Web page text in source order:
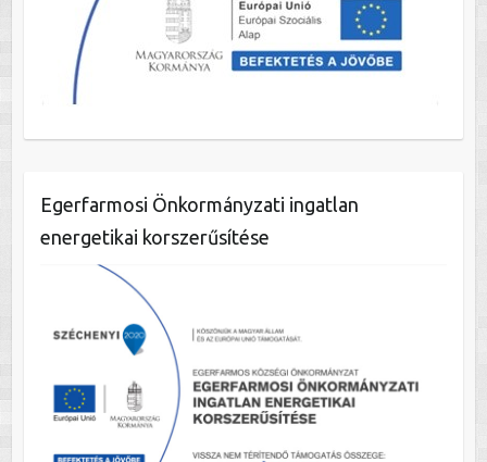
Egerfarmosi Önkormányzati ingatlan
energetikai korszerűsítése